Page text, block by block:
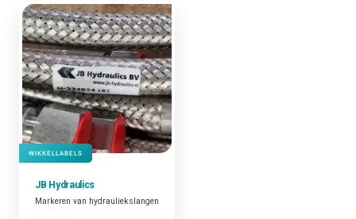
WIKKELLABELS
JB Hydraulics
Markeren van hydrauliekslangen